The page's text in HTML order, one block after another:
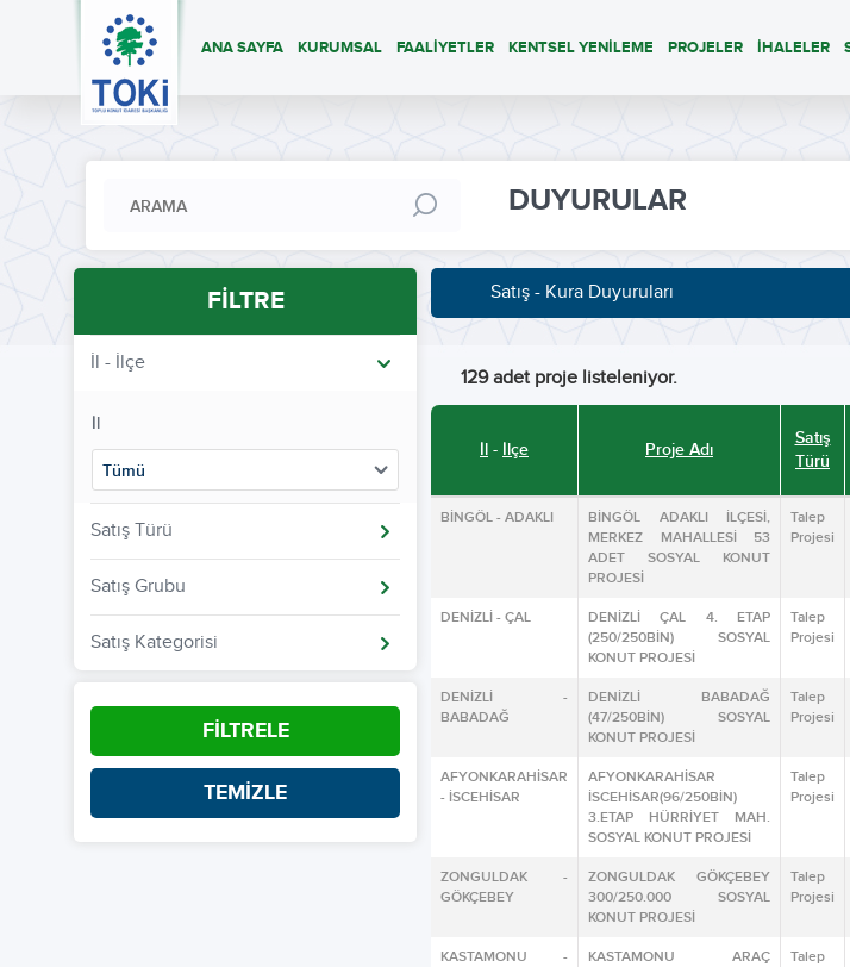
ANA SAYFA KURUMSAL FAALİYETLER KENTSEL YENİLEME PROJELER İHALELER
DUYURULAR
FİLTRE
İl - İlçe
İl
Tümü
Satış Türü
Satış Grubu
Satış Kategorisi
FİLTRELE
TEMİZLE
Satış - Kura Duyuruları
129 adet proje listeleniyor.
İl - İlçe Proje Adı
Satış
Türü
BİNGÖL - ADAKLI
BİNGÖL ADAKLI İLÇESİ,
MERKEZ MAHALLESİ 53
ADET SOSYAL KONUT
PROJESİ
Talep
Projesi
DENİZLİ - ÇAL
DENİZLİ ÇAL 4. ETAP
(250/250BİN) SOSYAL
KONUT PROJESİ
Talep
Projesi
DENİZLİ -
BABADAĞ
DENİZLİ BABADAĞ
(47/250BİN) SOSYAL
KONUT PROJESİ
Talep
Projesi
AFYONKARAHİSAR
- İSCEHİSAR
AFYONKARAHİSAR
İSCEHİSAR(96/250BİN)
3.ETAP HÜRRİYET MAH.
SOSYAL KONUT PROJESİ
Talep
Projesi
ZONGULDAK -
GÖKÇEBEY
ZONGULDAK GÖKÇEBEY
300/250.000 SOSYAL
KONUT PROJESİ
Talep
Projesi
KASTAMONU -
KASTAMONU ARAÇ
Talep